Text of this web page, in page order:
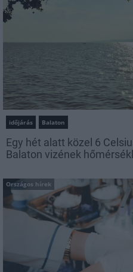
időjárás Balaton
Egy hét alatt közel 6
Balaton vizének
Országos hírek